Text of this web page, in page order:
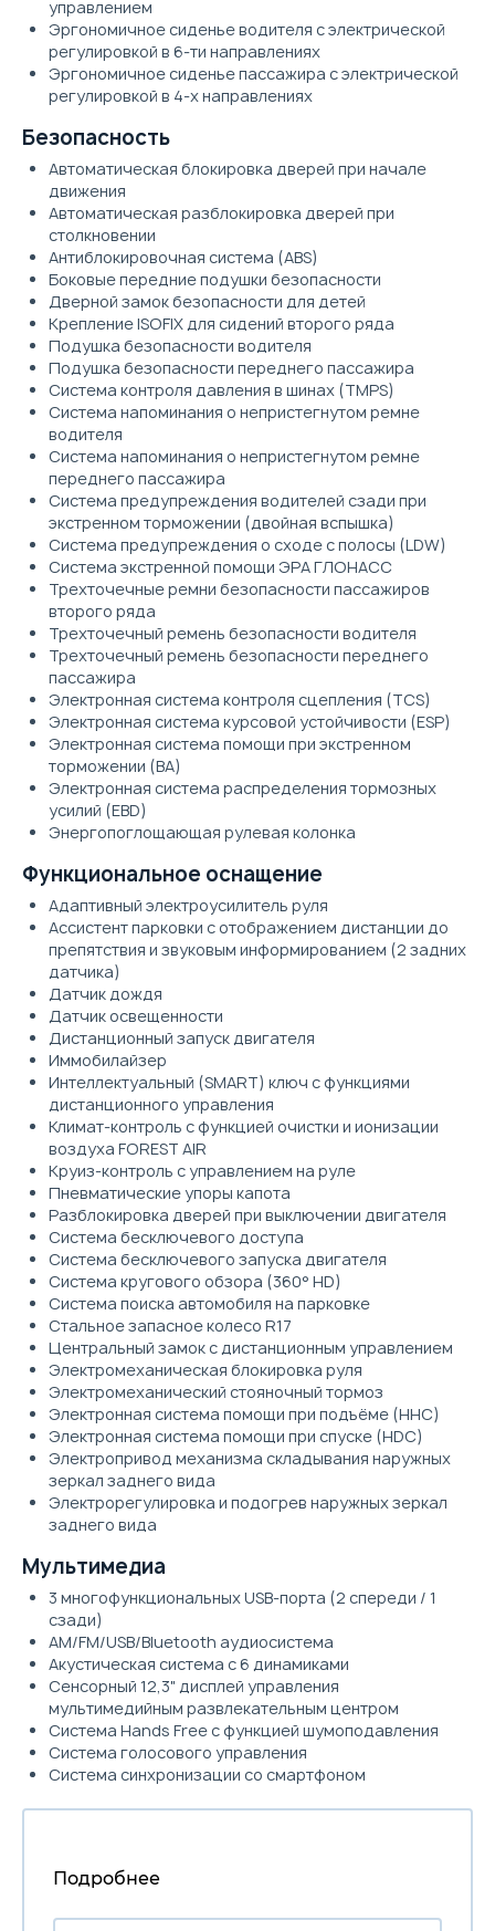
управлением
Эргономичное сиденье водителя с электрической
регулировкой в 6-ти направлениях
Эргономичное сиденье пассажира с электрической
регулировкой в 4-х направлениях
Безопасность
Автоматическая блокировка дверей при начале
движения
Автоматическая разблокировка дверей при
столкновении
Антиблокировочная система (ABS)
Боковые передние подушки безопасности
Дверной замок безопасности для детей
Крепление ISOFIX для сидений второго ряда
Подушка безопасности водителя
Подушка безопасности переднего пассажира
Система контроля давления в шинах (TMPS)
Система напоминания о непристегнутом ремне
водителя
Система напоминания о непристегнутом ремне
переднего пассажира
Система предупреждения водителей сзади при
экстренном торможении (двойная вспышка)
Система предупреждения о сходе с полосы (LDW)
Система экстренной помощи ЭРА ГЛОНАСС
Трехточечные ремни безопасности пассажиров
второго ряда
Трехточечный ремень безопасности водителя
Трехточечный ремень безопасности переднего
пассажира
Электронная система контроля сцепления (TCS)
Электронная система курсовой устойчивости (ESP)
Электронная система помощи при экстренном
торможении (BA)
Электронная система распределения тормозных
усилий (EBD)
Энергопоглощающая рулевая колонка
Функциональное оснащение
Адаптивный электроусилитель руля
Ассистент парковки с отображением дистанции до
препятствия и звуковым информированием (2 задних
датчика)
Датчик дождя
Датчик освещенности
Дистанционный запуск двигателя
Иммобилайзер
Интеллектуальный (SMART) ключ с функциями
дистанционного управления
Климат-контроль с функцией очистки и ионизации
воздуха FOREST AIR
Круиз-контроль с управлением на руле
Пневматические упоры капота
Разблокировка дверей при выключении двигателя
Система бесключевого доступа
Система бесключевого запуска двигателя
Система кругового обзора (360° HD)
Система поиска автомобиля на парковке
Стальное запасное колесо R17
Центральный замок с дистанционным управлением
Электромеханическая блокировка руля
Электромеханический стояночный тормоз
Электронная система помощи при подъёме (HHC)
Электронная система помощи при спуске (HDC)
Электропривод механизма складывания наружных
зеркал заднего вида
Электрорегулировка и подогрев наружных зеркал
заднего вида
Мультимедиа
3 многофункциональных USB-порта (2 спереди / 1
сзади)
AM/FM/USB/Bluetooth аудиосистема
Акустическая система с 6 динамиками
Сенсорный 12,3" дисплей управления
мультимедийным развлекательным центром
Система Hands Free с функцией шумоподавления
Система голосового управления
Система синхронизации со смартфоном
Подробнее